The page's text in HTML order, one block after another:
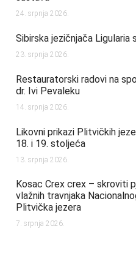
24. srpnja 2026.
Sibirska jezičnjača Ligularia
23. srpnja 2026.
Restauratorski radovi na
dr. Ivi Pevaleku
14. srpnja 2026.
Likovni prikazi Plitvičkih
18. i 19. stoljeća
13. srpnja 2026.
Kosac Crex crex – skroviti
vlažnih travnjaka
Plitvička jezera
7. srpnja 2026.